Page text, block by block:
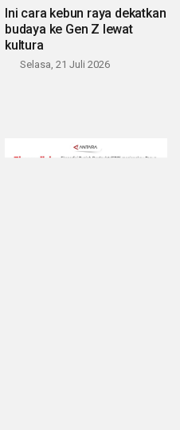
Ini cara kebun raya dekatkan
budaya ke Gen Z lewat
kultura
Selasa, 21 Juli 2026